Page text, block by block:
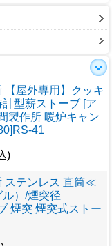
【屋外専用】クッキ
型薪ストーブ [ア
製作所 暖炉キャン
41
)
ステンレス 直筒≪
）/煙突径
煙突 煙突式ストー